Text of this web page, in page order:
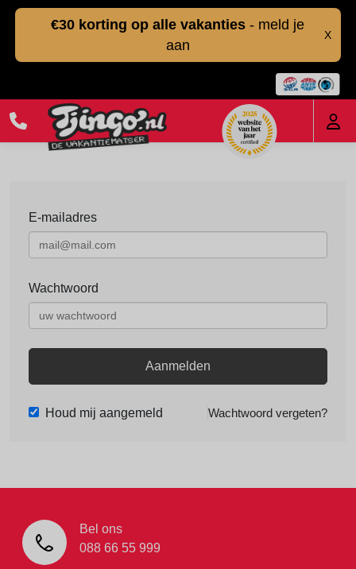
€30 korting op alle vakanties - meld je
aan
X
E-mailadres
Wachtwoord
Aanmelden
Houd mij aangemeld Wachtwoord vergeten?
Bel ons
088 66 55 999